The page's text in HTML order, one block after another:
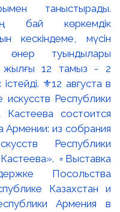
таныстырады.
бай көркемдік
кескіндеме, мүсін
өнер туындылары
жылғы 12 тамыз - 2
⚜️12 августа в
Республики
состоится
Армении: из собрания
Республики
▫️Выставка
Посольства
Казахстан и
Армения в